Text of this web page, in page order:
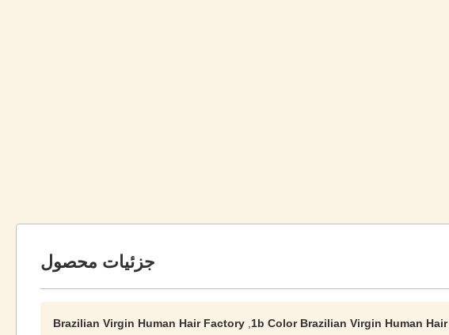
جزئیات محصول
,
1b Color Brazilian Virgin Human Hair
Brazilian Virgin Human Hair Factory